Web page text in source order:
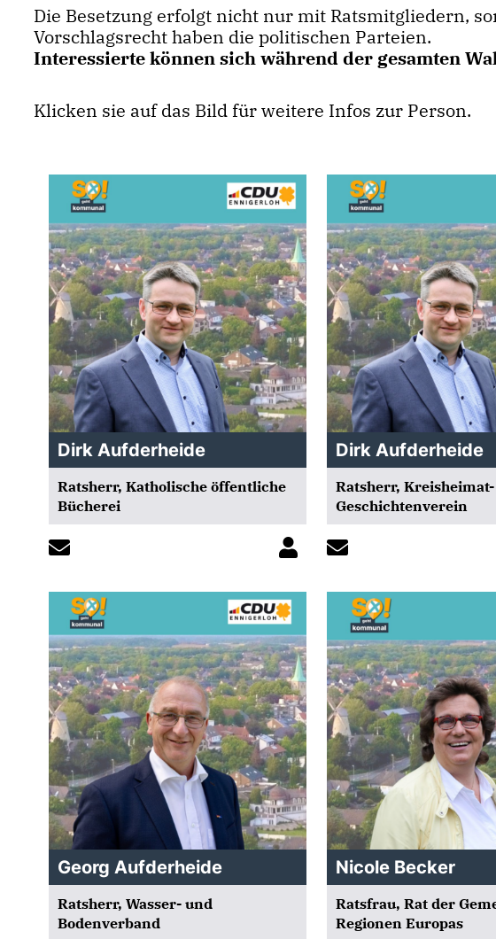
Die Besetzung erfolgt nicht nur mit Ratsmitgliedern,
Vorschlagsrecht haben die politischen Parteien.
Interessierte können sich während der gesamten
Klicken sie auf das Bild für weitere Infos zur Person.
Dirk Aufderheide
Ratsherr, Katholische öffentliche
Bücherei
Dirk Aufderheide
Ratsherr,
Geschichtenverein
Georg Aufderheide
Ratsherr, Wasser- und
Bodenverband
Nicole Becker
Ratsfrau, Rat der
Regionen Europas